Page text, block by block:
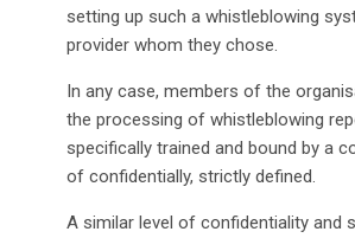
setting up such a whistleblowing
provider whom they chose.
In any case, members of the
the processing of whistleblowing
specifically trained and bound by a
of confidentially, strictly defined.
A similar level of confidentiality and